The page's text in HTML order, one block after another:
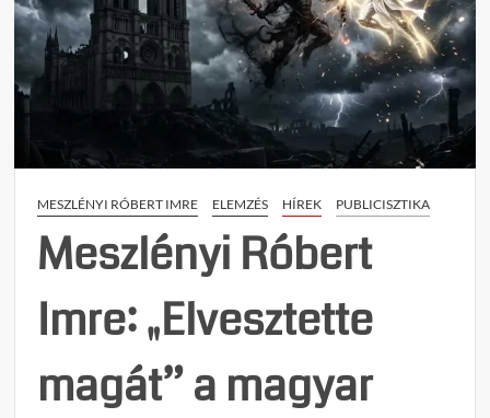
MESZLÉNYI RÓBERT IMRE ELEMZÉS HÍREK PUBLICISZTIKA
Meszlényi Róbert
Imre: „Elvesztette
magát” a magyar